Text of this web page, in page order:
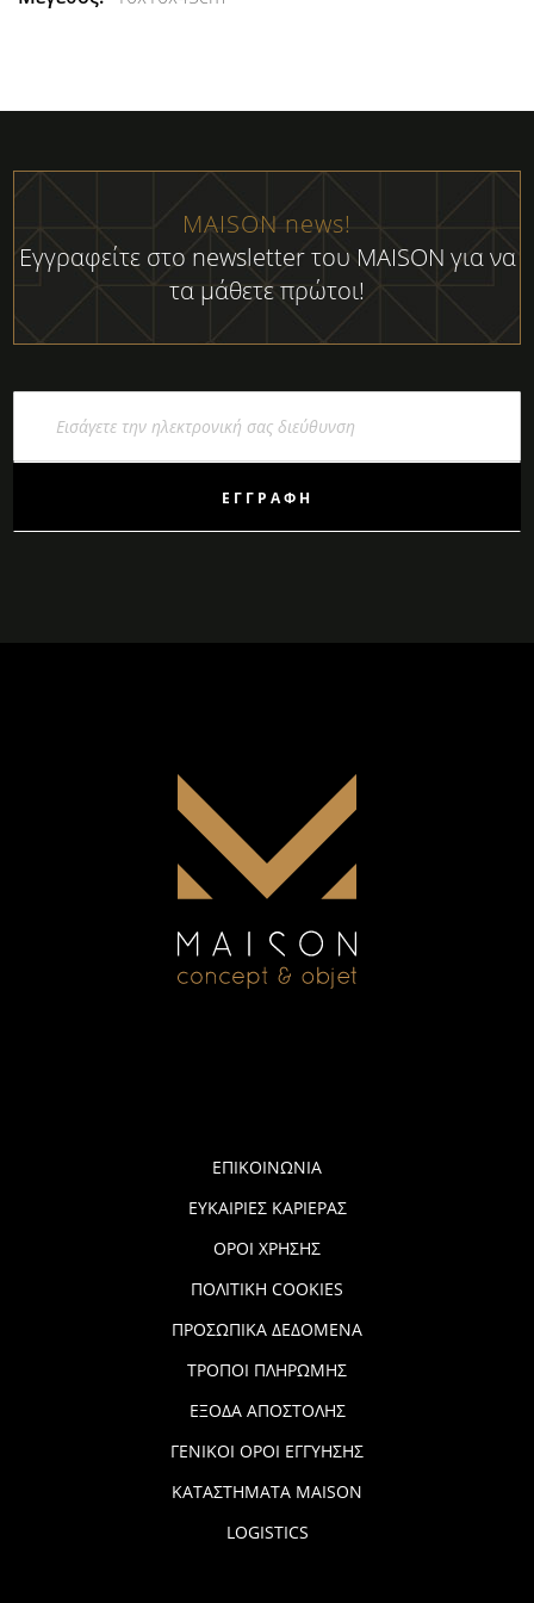
MAISON news!
Εγγραφείτε στο newsletter του MAISON για να
τα μάθετε πρώτοι!
ΕΓΓΡΑΦΉ
ΕΠΙΚΟΙΝΩΝΙΑ
ΕΥΚΑΙΡΙΕΣ ΚΑΡΙΕΡΑΣ
ΟΡΟΙ ΧΡΗΣΗΣ
ΠΟΛΙΤΙΚΗ COOKIES
ΠΡΟΣΩΠΙΚΑ ΔΕΔΟΜΕΝΑ
ΤΡΟΠΟΙ ΠΛΗΡΩΜΗΣ
ΕΞΟΔΑ ΑΠΟΣΤΟΛΗΣ
ΓΕΝΙΚΟΙ ΟΡΟΙ ΕΓΓΥΗΣΗΣ
ΚΑΤΑΣΤΗΜΑΤΑ MAISON
LOGISTICS